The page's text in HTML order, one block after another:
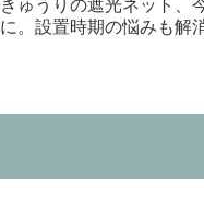
きゅうりの遮光ネット、
に。設置時期の悩みも解